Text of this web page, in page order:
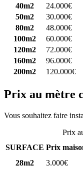
40m2
24.000€
50m2
30.000€
80m2
48.000€
100m2
60.000€
120m2
72.000€
160m2
96.000€
200m2
120.000€
Prix au mètre
Vous souhaitez faire
Prix
SURFACE Prix
28m2
3.000€